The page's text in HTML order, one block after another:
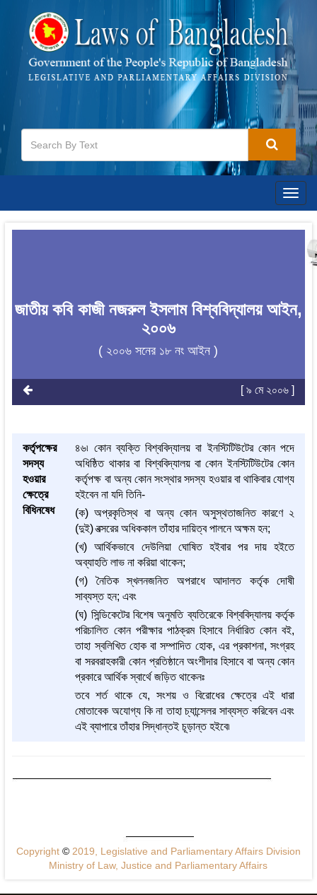
জাতীয় কবি কাজী নজরুল ইসলাম বিশ্ববিদ্যালয় আইন,
২০০৬
( ২০০৬ সনের ১৮ নং আইন )
[ ৯ মে ২০০৬ ]
কর্তৃপক্ষের
সদস্য
হওয়ার
ক্ষেত্রে
বিধিনষেধ
৪৬৷ কোন ব্যক্তি বিশ্ববিদ্যালয় বা ইনস্টিটিউটের কোন পদে
অধিষ্ঠিত থাকার বা বিশ্ববিদ্যালয় বা কোন ইনস্টিটিউটের কোন
কর্তৃপক্ষ বা অন্য কোন সংস্থার সদস্য হওয়ার বা থাকিবার যোগ্য
হইবেন না যদি তিনি-
(ক) অপ্রকৃতিস্থ বা অন্য কোন অসুস্থতাজনিত কারণে ২
(দুই) বত্সরের অধিককাল তাঁহার দায়িত্ব পালনে অক্ষম হন;
(খ) আর্থিকভাবে দেউলিয়া ঘোষিত হইবার পর দায় হইতে
অব্যাহতি লাভ না করিয়া থাকেন;
(গ) নৈতিক স্খলনজনিত অপরাধে আদালত কর্তৃক দোষী
সাব্যস্ত হন; এবং
(ঘ) সিন্ডিকেটের বিশেষ অনুমতি ব্যতিরেকে বিশ্ববিদ্যালয় কর্তৃক
পরিচালিত কোন পরীক্ষার পাঠক্রম হিসাবে নির্ধারিত কোন বই,
তাহা স্বলিখিত হোক বা সম্পাদিত হোক, এর প্রকাশনা, সংগ্রহ
বা সরবরাহকারী কোন প্রতিষ্ঠানে অংশীদার হিসাবে বা অন্য কোন
প্রকারে আর্থিক স্বার্থে জড়িত থাকেনঃ
তবে শর্ত থাকে যে, সংশয় ও বিরোধের ক্ষেত্রে এই ধারা
মোতাবেক অযোগ্য কি না তাহা চ্যান্সেলর সাব্যস্ত করিবেন এবং
এই ব্যাপারে তাঁহার সিদ্ধান্তই চূড়ান্ত হইবে৷
Copyright ©2019, Legislative and Parliamentary Affairs Division
Ministry of Law, Justice and Parliamentary Affairs